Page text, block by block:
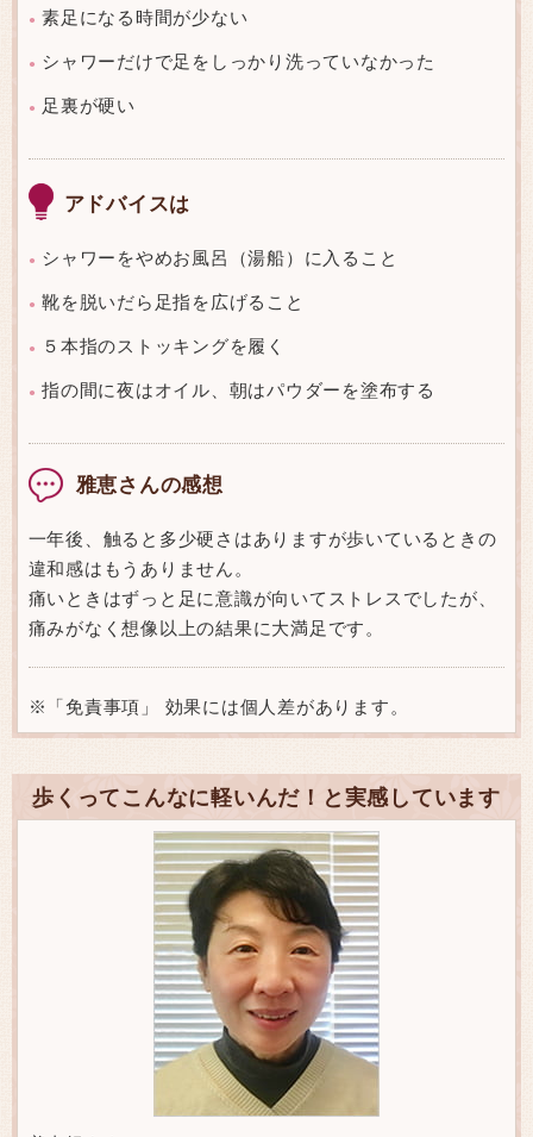
● 素足になる時間が少ない
● シャワーだけで足をしっかり洗っていなかった
● 足裏が硬い
アドバイスは
● シャワーをやめお風呂（湯船）に入ること
● 靴を脱いだら足指を広げること
● ５本指のストッキングを履く
● 指の間に夜はオイル、朝はパウダーを塗布する
雅恵さんの感想
一年後、触ると多少硬さはありますが歩いているときの
違和感はもうありません。
痛いときはずっと足に意識が向いてストレスでしたが、
痛みがなく想像以上の結果に大満足です。
※「免責事項」 効果には個人差があります。
歩くってこんなに軽いんだ！と実感しています